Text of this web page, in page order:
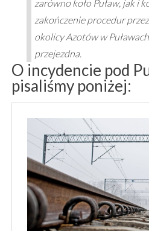
zarówno koło Puław, jak i
zakończenie procedur
okolicy Azotów w
przejezdna.
O incydencie pod
pisaliśmy poniżej: